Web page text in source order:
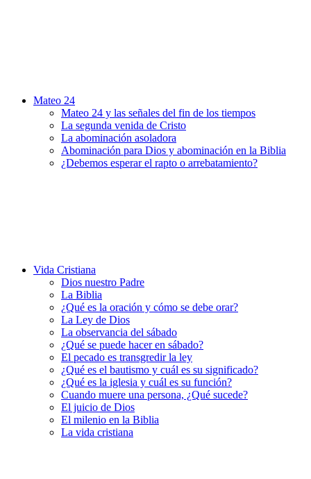
Mateo 24
Mateo 24 y las señales del fin de los tiempos
La segunda venida de Cristo
La abominación asoladora
Abominación para Dios y abominación en la Biblia
¿Debemos esperar el rapto o arrebatamiento?
Vida Cristiana
Dios nuestro Padre
La Biblia
¿Qué es la oración y cómo se debe orar?
La Ley de Dios
La observancia del sábado
¿Qué se puede hacer en sábado?
El pecado es transgredir la ley
¿Qué es el bautismo y cuál es su significado?
¿Qué es la iglesia y cuál es su función?
Cuando muere una persona, ¿Qué sucede?
El juicio de Dios
El milenio en la Biblia
La vida cristiana